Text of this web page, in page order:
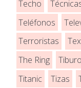
Techo
Teléfonos
Terroristas
The Ring
Titanic
Tizas